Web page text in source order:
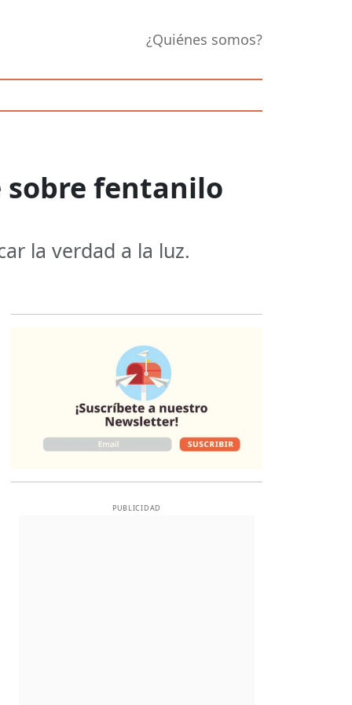
¿Quiénes somos?
sobre fentanilo
la verdad a la luz.
PUBLICIDAD